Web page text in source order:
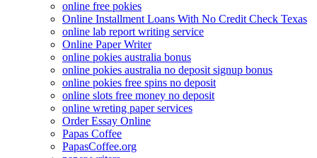
online free pokies
Online Installment Loans With No Credit Check Texas
online lab report writing service
Online Paper Writer
online pokies australia bonus
online pokies australia no deposit signup bonus
online pokies free spins no deposit
online slots free money no deposit
online wreting paper services
Order Essay Online
Papas Coffee
PapasCoffee.org